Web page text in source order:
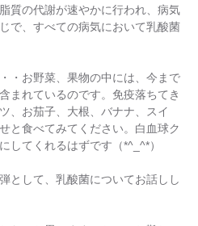
質の代謝が速やかに行われ、病気
で、すべての病気において乳酸菌
・お野菜、果物の中には、今まで
まれているのです。免疫落ちてき
、お茄子、大根、バナナ、スイ
と食べてみてください。白血球ク
してくれるはずです（*^_^*）
として、乳酸菌についてお話しし